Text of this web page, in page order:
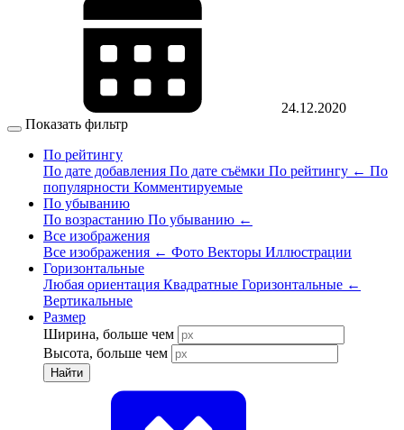
24.12.2020
Показать фильтр
По рейтингу
По дате добавления По дате съёмки По рейтингу ← По
популярности Комментируемые
По убыванию
По возрастанию По убыванию ←
Все изображения
Все изображения ← Фото Векторы Иллюстрации
Горизонтальные
Любая ориентация Квадратные Горизонтальные ←
Вертикальные
Размер
Ширина, больше чем
Высота, больше чем
Найти